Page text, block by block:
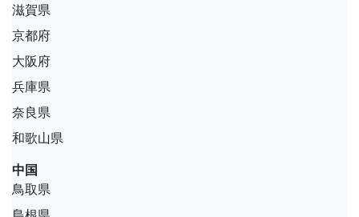
滋賀県
京都府
大阪府
兵庫県
奈良県
和歌山県
中国
鳥取県